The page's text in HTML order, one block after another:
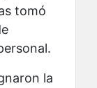
tomó
la